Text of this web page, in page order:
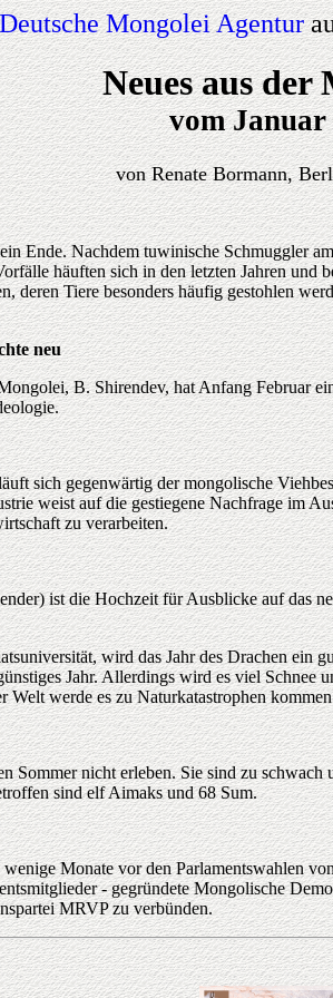
Mongolei Agentur
Neues aus der
vom Januar
von Renate Bormann,
Ende. Nachdem tuwinische Schmuggler
häuften sich in den letzten Jahren
Tiere besonders häufig gestohlen
neu
B. Shirendev, hat Anfang Februar
sich gegenwärtig der mongolische
weist auf die gestiegene Nachfrage im
zu verarbeiten.
ist die Hochzeit für Ausblicke auf das
wird das Jahr des Drachen
Jahr. Allerdings wird es viel Schnee
werde es zu Naturkatastrophen
Sommer nicht erleben. Sie sind zu
sind elf Aimaks und 68 Sum.
Monate vor den Parlamentswahlen
- gegründete Mongolische
MRVP zu verbünden.